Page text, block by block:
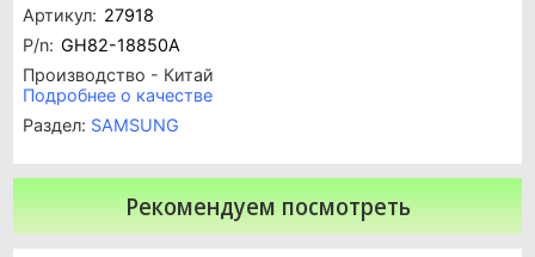
Артикул: 27918
P/n: GH82-18850A
Производство - Китай
Подробнее о качестве
Раздел: SAMSUNG
Рекомендуем посмотреть